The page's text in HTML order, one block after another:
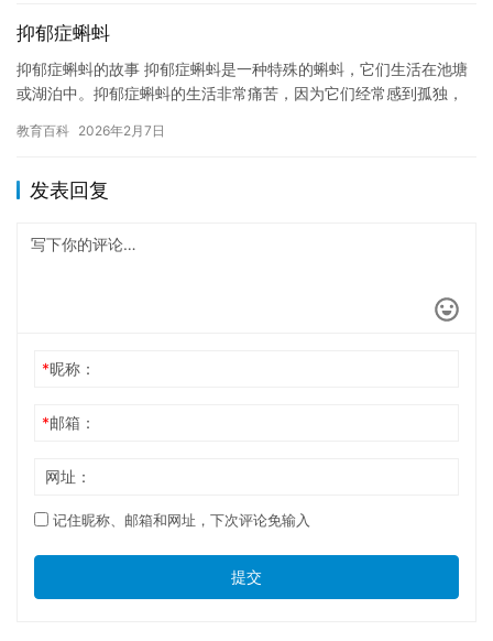
抑郁症蝌蚪
抑郁症蝌蚪的故事 抑郁症蝌蚪是一种特殊的蝌蚪，它们生活在池塘
或湖泊中。抑郁症蝌蚪的生活非常痛苦，因为它们经常感到孤独，
是…
教育百科 2026年2月7日
发表回复
*昵称：
*邮箱：
网址：
记住昵称、邮箱和网址，下次评论免输入
提交